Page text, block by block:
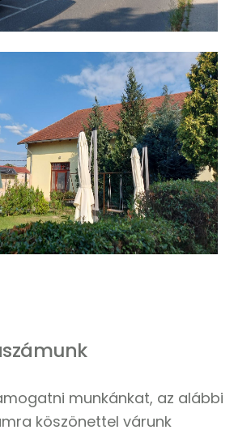
munkánkat, az alábbi
köszönettel várunk